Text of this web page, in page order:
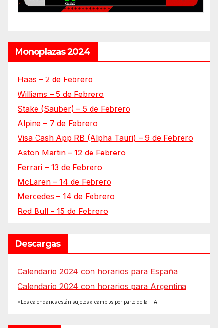
Monoplazas 2024
Haas – 2 de Febrero
Williams – 5 de Febrero
Stake (Sauber) – 5 de Febrero
Alpine – 7 de Febrero
Visa Cash App RB (Alpha Tauri) – 9 de Febrero
Aston Martin – 12 de Febrero
Ferrari – 13 de Febrero
McLaren – 14 de Febrero
Mercedes – 14 de Febrero
Red Bull – 15 de Febrero
Descargas
Calendario 2024 con horarios para España
Calendario 2024 con horarios para Argentina
*Los calendarios están sujetos a cambios por parte de la FIA.